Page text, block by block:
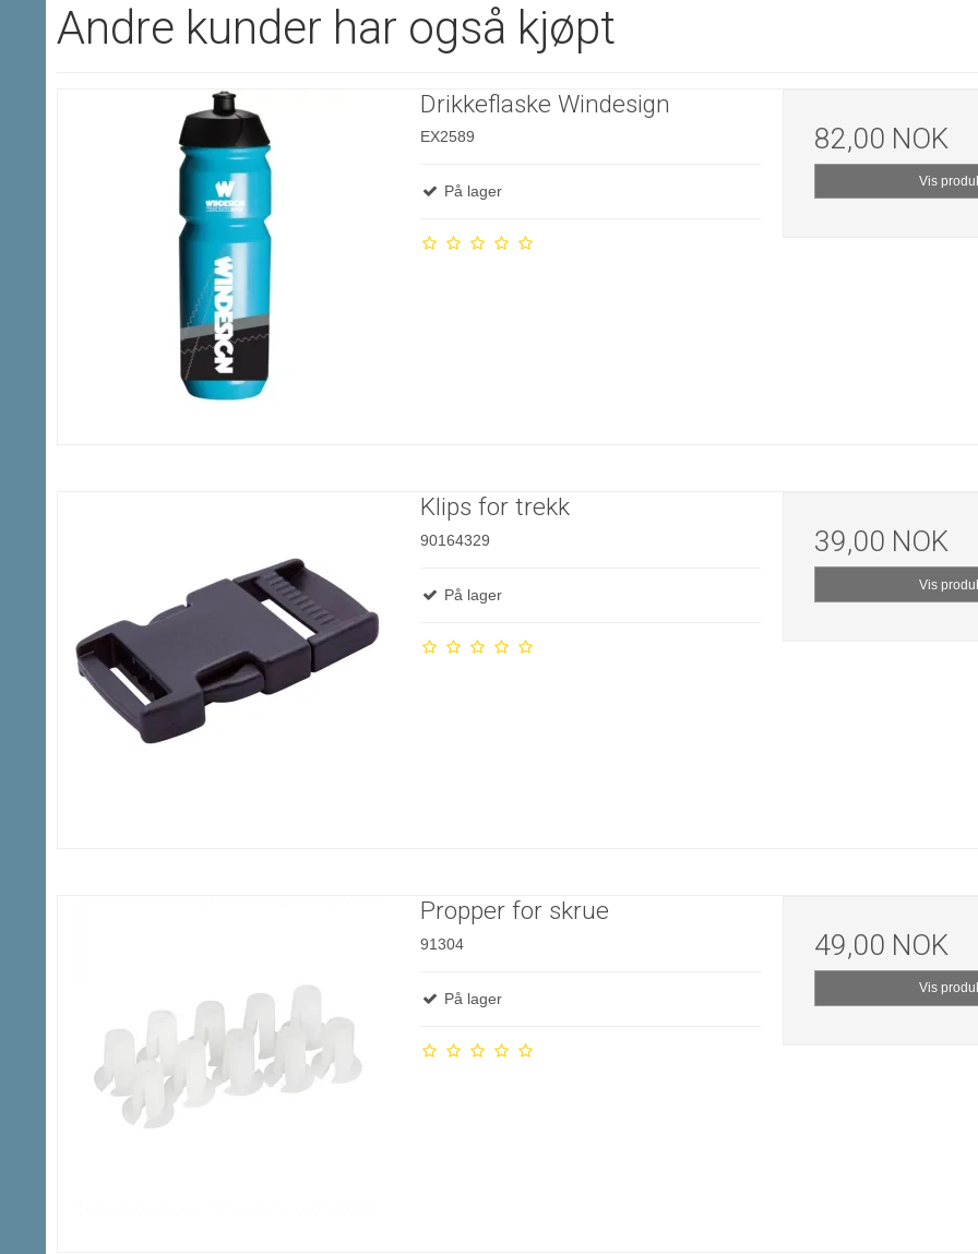
Andre kunder har også kjøpt
Drikkeflaske Windesign
EX2589
På lager
82,00 NOK
Vis
Klips for trekk
90164329
På lager
39,00 NOK
Vis
Propper for skrue
91304
På lager
49,00 NOK
Vis